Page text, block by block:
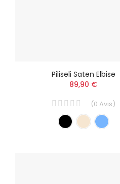
Piliseli Saten Elbise
89,90 €
(0 Avis)